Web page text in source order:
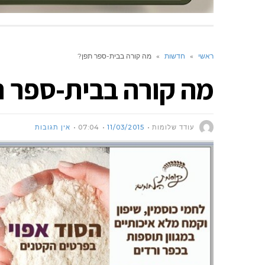
ראשי » חדשות » מה קורה בבית-ספר תפן?
מה קורה בבית-ספר
עודד שלומות 11/03/2015
07:04 אין תגובות